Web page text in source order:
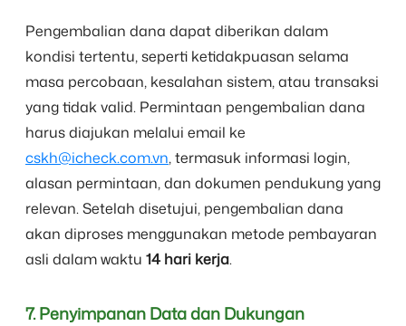
Pengembalian dana dapat diberikan dalam
kondisi tertentu, seperti ketidakpuasan selama
masa percobaan, kesalahan sistem, atau transaksi
yang tidak valid. Permintaan pengembalian dana
harus diajukan melalui email ke
cskh@icheck.com.vn, termasuk informasi login,
alasan permintaan, dan dokumen pendukung yang
relevan. Setelah disetujui, pengembalian dana
akan diproses menggunakan metode pembayaran
asli dalam waktu 14 hari kerja.
7. Penyimpanan Data dan Dukungan